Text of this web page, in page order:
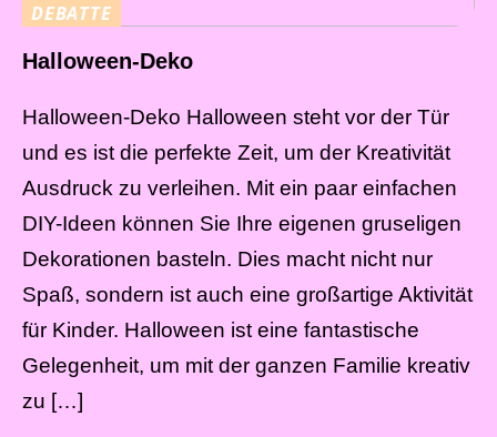
DEBATTE
Halloween-Deko
Halloween-Deko Halloween steht vor der Tür
und es ist die perfekte Zeit, um der Kreativität
Ausdruck zu verleihen. Mit ein paar einfachen
DIY-Ideen können Sie Ihre eigenen gruseligen
Dekorationen basteln. Dies macht nicht nur
Spaß, sondern ist auch eine großartige Aktivität
für Kinder. Halloween ist eine fantastische
Gelegenheit, um mit der ganzen Familie kreativ
zu […]